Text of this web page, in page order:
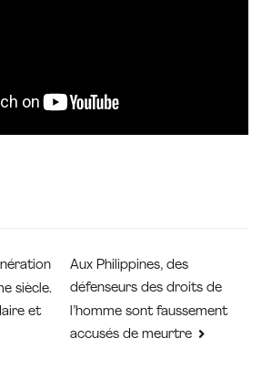
siècle.
et
Aux Philippines, des
défenseurs des droits de
l’homme sont faussement
accusés de meurtre